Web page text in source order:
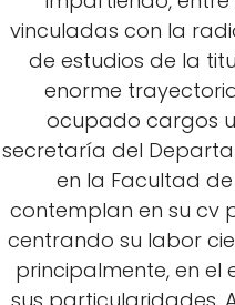
vinculadas con la
de estudios de la
enorme
ocupado cargos
secretaría del
en la Facultad de
contemplan en su cv
centrando su labor
principalmente, en el